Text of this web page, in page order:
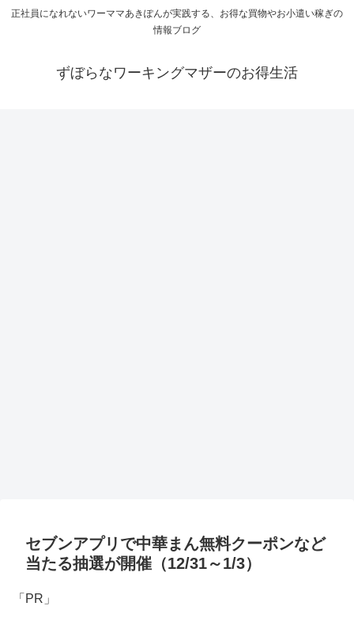
正社員になれないワーママあきぽんが実践する、お得な買物やお小遣い稼ぎの
情報ブログ
ずぼらなワーキングマザーのお得生活
セブンアプリで中華まん無料クーポンなど
当たる抽選が開催（12/31～1/3）
「PR」